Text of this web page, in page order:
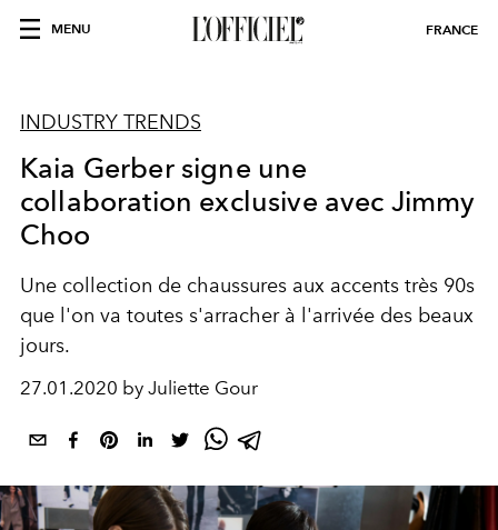
MENU FRANCE
INDUSTRY TRENDS
Kaia Gerber signe une
collaboration exclusive avec Jimmy
Choo
Une collection de chaussures aux accents très 90s
que l'on va toutes s'arracher à l'arrivée des beaux
jours.
27.01.2020 by Juliette Gour